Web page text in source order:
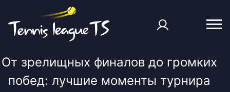
От зрелищных финалов до громких
побед: лучшие моменты турнира